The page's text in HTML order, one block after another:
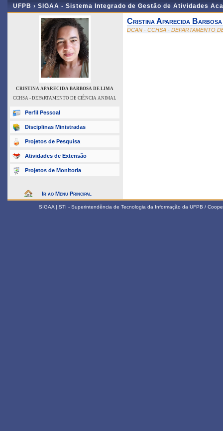
UFPB › SIGAA - Sistema Integrado de Gestão de Atividades
CRISTINA APARECIDA BARBOSA DE LIMA
CCHSA - DEPARTAMENTO DE CIÊNCIA ANIMAL
Perfil Pessoal
Disciplinas Ministradas
Projetos de Pesquisa
Atividades de Extensão
Projetos de Monitoria
Ir ao Menu Principal
Cristina Aparecida Barbosa
DCAN - CCHSA - DEPARTAMENTO
SIGAA | STI - Superintendência de Tecnologia da Informação da UFPB /